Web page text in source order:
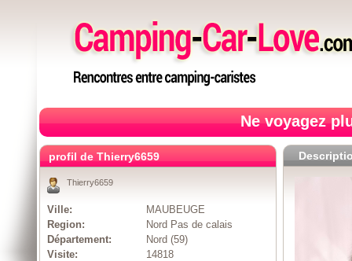
Ne voyagez
profil de Thierry6659
Thierry6659
Ville:
MAUBEUGE
Region:
Nord Pas de calais
Département:
Nord (59)
Visite:
14818